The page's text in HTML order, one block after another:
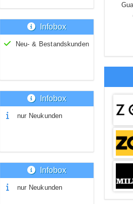
Infobox
Neu- & Bestandskunden
Infobox
nur Neukunden
Infobox
nur Neukunden